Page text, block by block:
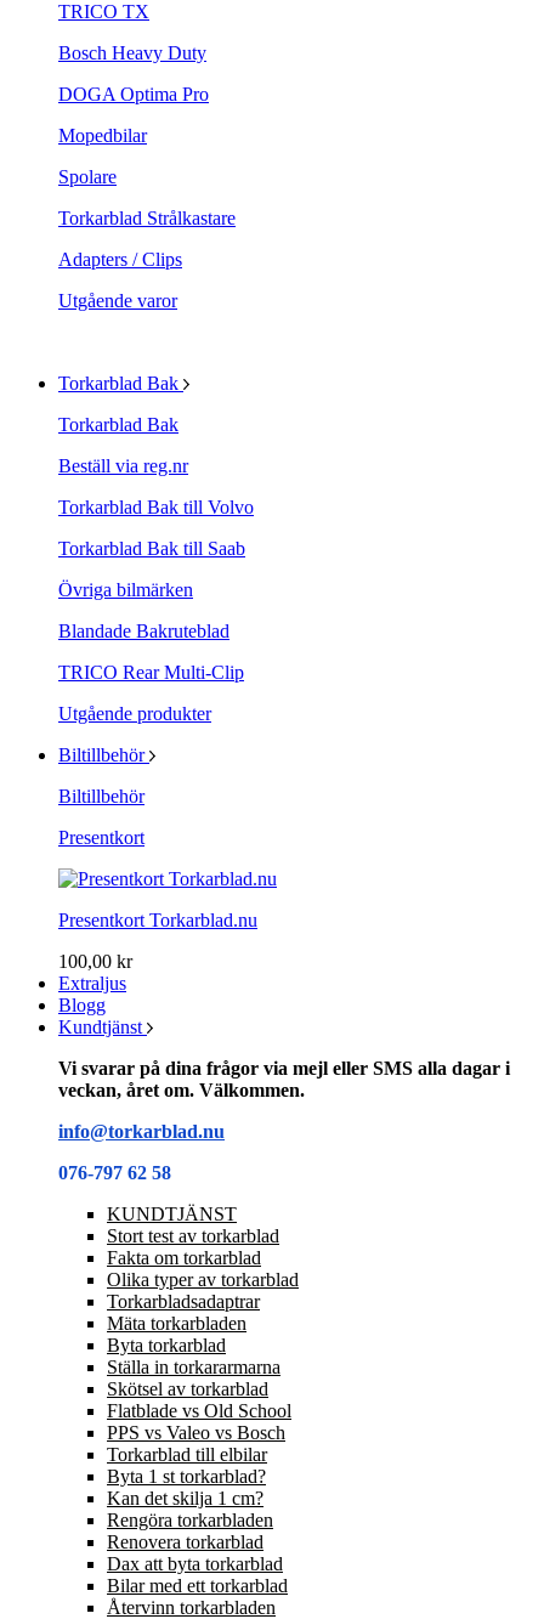
TRICO TX
Bosch Heavy Duty
DOGA Optima Pro
Mopedbilar
Spolare
Torkarblad Strålkastare
Adapters / Clips
Utgående varor
Torkarblad Bak
Torkarblad Bak
Beställ via reg.nr
Torkarblad Bak till Volvo
Torkarblad Bak till Saab
Övriga bilmärken
Blandade Bakruteblad
TRICO Rear Multi-Clip
Utgående produkter
Biltillbehör
Biltillbehör
Presentkort
Presentkort Torkarblad.nu
100,00 kr
Extraljus
Blogg
Kundtjänst
Vi svarar på dina frågor via mejl eller SMS alla dagar i
veckan, året om. Välkommen.
info@torkarblad.nu
076-797 62 58
KUNDTJÄNST
Stort test av torkarblad
Fakta om torkarblad
Olika typer av torkarblad
Torkarbladsadaptrar
Mäta torkarbladen
Byta torkarblad
Ställa in torkararmarna
Skötsel av torkarblad
Flatblade vs Old School
PPS vs Valeo vs Bosch
Torkarblad till elbilar
Byta 1 st torkarblad?
Kan det skilja 1 cm?
Rengöra torkarbladen
Renovera torkarblad
Dax att byta torkarblad
Bilar med ett torkarblad
Återvinn torkarbladen